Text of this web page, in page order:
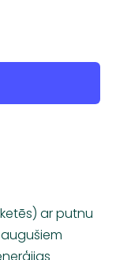
ar putnu